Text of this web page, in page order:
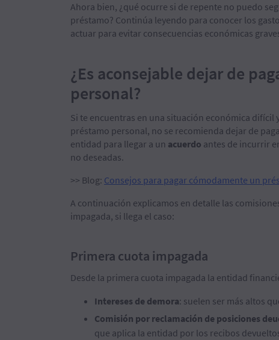
Ahora bien, ¿qué ocurre si de repente no puedo
préstamo? Continúa leyendo para conocer los
actuar para evitar consecuencias económicas
¿Es aconsejable dejar de
personal?
Si te encuentras en una situación económica difícil
préstamo personal, no se recomienda dejar de
entidad para llegar a un acuerdo antes de incurrir
no deseadas.
>> Blog: Consejos para pagar cómodamente un
A continuación explicamos en detalle las
impagada, si llega el caso:
Primera cuota impagada
Desde la primera cuota impagada la entidad
Intereses de demora: suelen ser más altos
Comisión por reclamación de posiciones
que aplica la entidad por los recibos